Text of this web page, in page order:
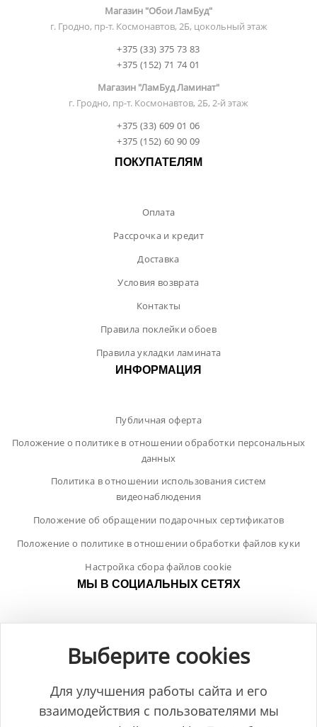
Магазин "Обои ЛамБуд"
г. Гродно, пр-т. Космонавтов, 2Б, цокольный этаж
+375 (33) 375 73 83
+375 (152) 71 74 01
Магазин "ЛамБуд Ламинат"
г. Гродно, пр-т. Космонавтов, 2Б, 2-й этаж
+375 (33) 609 01 06
+375 (152) 60 90 09
ПОКУПАТЕЛЯМ
Оплата
Рассрочка и кредит
Доставка
Условия возврата
Контакты
Правила поклейки обоев
Правила укладки ламината
ИНФОРМАЦИЯ
Публичная оферта
Положение о политике в отношении обработки персональных
данных
Политика в отношении использования систем
видеонаблюдения
Положение об обращении подарочных сертификатов
Положение о политике в отношении обработки файлов куки
Настройка сбора файлов cookie
МЫ В СОЦИАЛЬНЫХ СЕТЯХ
Выберите cookies
Для улучшения работы сайта и его
взаимодействия с пользователями мы